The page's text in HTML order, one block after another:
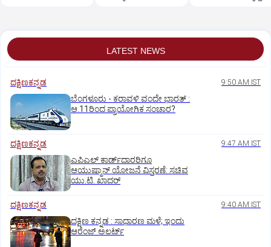
LATEST NEWS
ದಕ್ಷಿಣಕನ್ನಡ 9:50 AM IST
ಬೆಂಗಳೂರು - ಕರಾವಳಿ ವಂದೇ ಭಾರತ್‌ :
ಆ.11ರಿಂದ ಪ್ರಾಯೋಗಿಕ ಸಂಚಾರ?
ದಕ್ಷಿಣಕನ್ನಡ 9:47 AM IST
ಎಪಿಎಲ್‌ ಕಾರ್ಡ್‌ದಾರರಿಗೂ
ಆಯುಷ್ಮಾನ್‌ ಯೋಜನೆ ವಿಸ್ತರಣೆ: ಸಚಿವ
ಯು.ಟಿ. ಖಾದರ್
ದಕ್ಷಿಣಕನ್ನಡ 9:40 AM IST
ದಕ್ಷಿಣ ಕನ್ನಡ : ಸಾಧಾರಣ ಮಳೆ; ಇಂದು
ಆರೆಂಜ್‌ ಅಲರ್ಟ್